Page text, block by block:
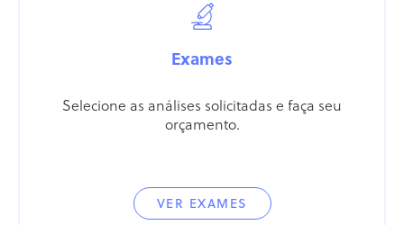
Exames
Selecione as análises solicitadas e faça seu
orçamento.
VER EXAMES